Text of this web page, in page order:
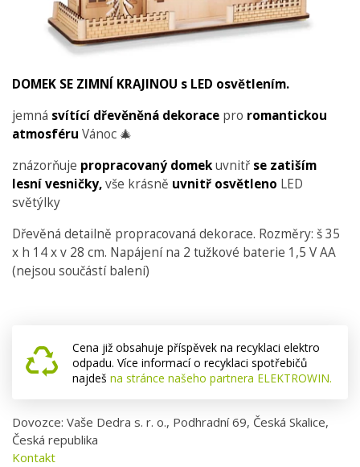
DOMEK SE ZIMNÍ KRAJINOU s LED osvětlením.
jemná svítící dřevěněná dekorace pro romantickou
atmosféru Vánoc 🎄
znázorňuje propracovaný domekuvnitř se zatiším
lesní vesničky,vše krásně uvnitř osvětleno LED
světýlky
Dřevěná detailně propracovaná dekorace. Rozměry: š 35
x h 14 x v 28 cm. Napájení na 2 tužkové baterie 1,5 V AA
(nejsou součástí balení)
Cena již obsahuje příspěvek na recyklaci elektro
odpadu. Více informací o recyklaci spotřebičů
najdeš na stránce našeho partnera ELEKTROWIN.
Dovozce: Vaše Dedra s. r. o., Podhradní 69, Česká Skalice,
Česká republika
Kontakt